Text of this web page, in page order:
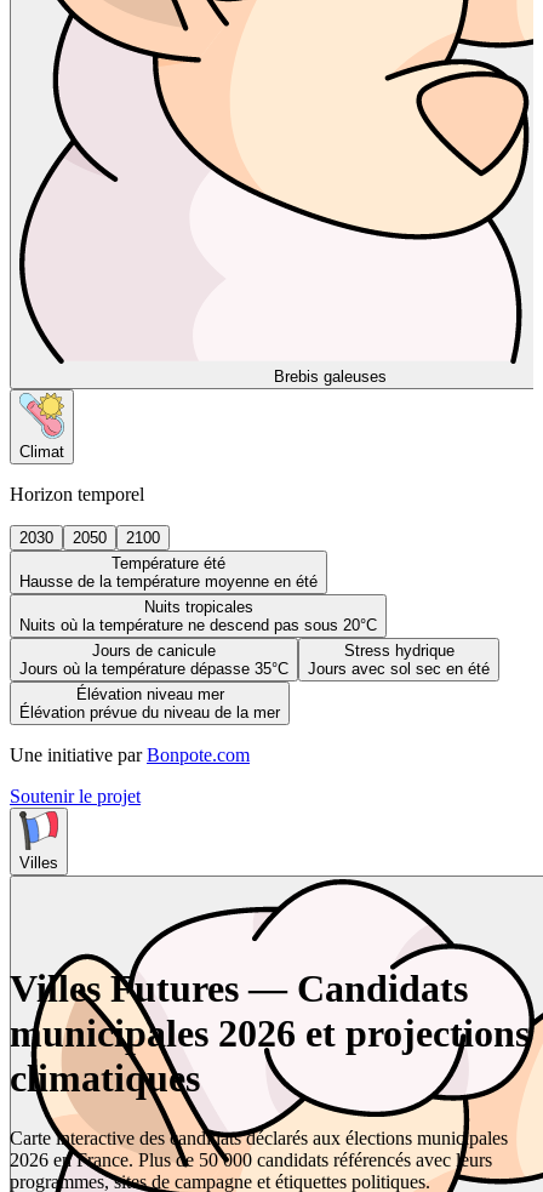
Brebis galeuses
Climat
Horizon temporel
2030 2050
2100
Température été
Hausse de la température moyenne en été
Nuits tropicales
Nuits où la température ne descend pas sous 20°C
Jours de canicule
Jours où la température dépasse 35°C
Stress hydrique
Jours avec sol sec en été
Élévation niveau mer
Élévation prévue du niveau de la mer
Une initiative par Bonpote.com
Soutenir le projet
Villes
Villes Futures — Candidats
municipales 2026 et projections
climatiques
Carte interactive des candidats déclarés aux élections municipales
2026 en France. Plus de 50 000 candidats référencés avec leurs
programmes, sites de campagne et étiquettes politiques.